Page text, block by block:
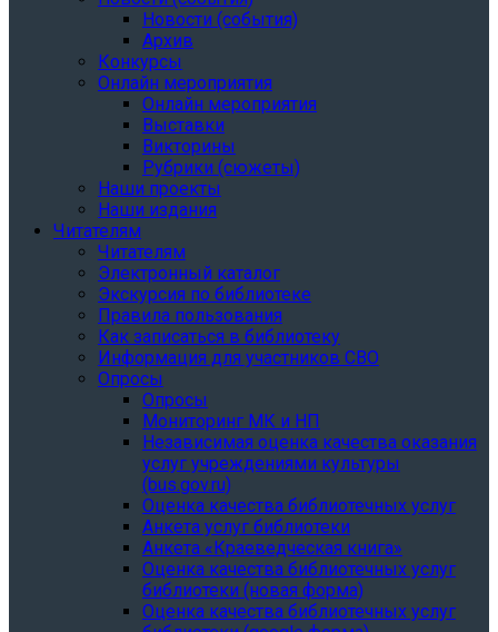
Новости (события)
Архив
Конкурсы
Онлайн мероприятия
Онлайн мероприятия
Выставки
Викторины
Рубрики (сюжеты)
Наши проекты
Наши издания
Читателям
Читателям
Электронный каталог
Экскурсия по библиотеке
Правила пользования
Как записаться в библиотеку
Информация для участников СВО
Опросы
Опросы
Мониторинг МК и НП
Независимая оценка качества оказания
услуг учреждениями культуры
(bus.gov.ru)
Оценка качества библиотечных услуг
Анкета услуг библиотеки
Анкета «Краеведческая книга»
Oценка качества библиотечных услуг
библиотеки (новая форма)
Oценка качества библиотечных услуг